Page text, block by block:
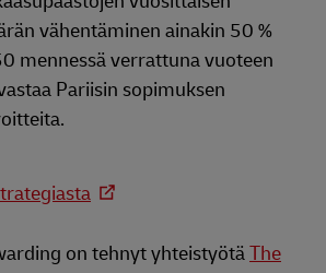
vähentäminen ainakin 50 %
mennessä verrattuna vuoteen
Pariisin sopimuksen
on tehnyt yhteistyötäThe